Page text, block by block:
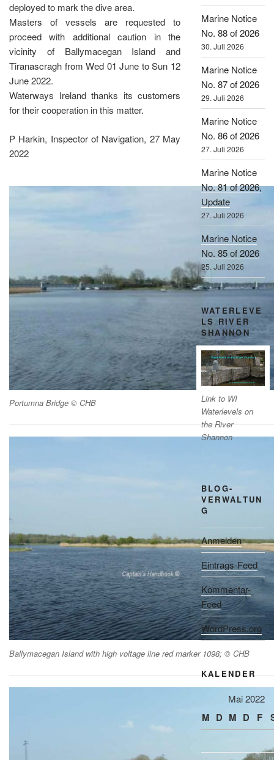
deployed to mark the dive area.
Masters of vessels are requested to
proceed with additional caution in the
vicinity of Ballymacegan Island and
Tiranascragh from Wed 01 June to Sun 12
June 2022.
Waterways Ireland thanks its customers
for their cooperation in this matter.
P Harkin, Inspector of Navigation, 27 May
2022
Portumna Bridge © CHB
Ballymacegan Island with high voltage line red marker 1098; © CHB
Marine Notice
No. 88 of 2026
30. Juli 2026
Marine Notice
No. 87 of 2026
29. Juli 2026
Marine Notice
No. 86 of 2026
27. Juli 2026
Marine Notice
No. 81 of 2026,
Update
27. Juli 2026
Marine Notice
No. 85 of 2026
25. Juli 2026
WATERLEVE
LS RIVER
SHANNON
Link to WI
Waterlevels on
the River
Shannon
BLOG-
VERWALTUN
G
Anmelden
Eintrags-Feed
Kommentar-
Feed
WordPress.org
KALENDER
Mai 2022
M D M D F